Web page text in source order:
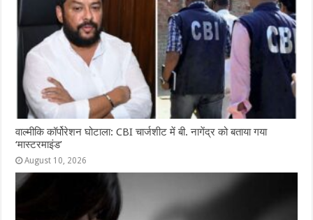
वाल्मीकि कॉर्पोरेशन घोटाला: CBI चार्जशीट में बी. नागेंद्र को बताया गया
‘मास्टरमाइंड’
August 10, 2026